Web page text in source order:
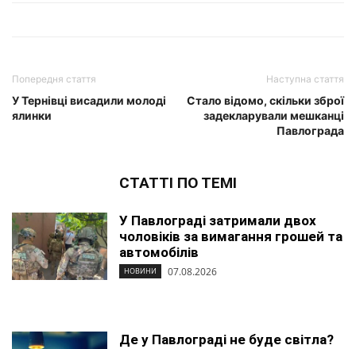
Попередня стаття
У Тернівці висадили молоді
ялинки
Наступна стаття
Стало відомо, скільки зброї
задекларували мешканці
Павлограда
СТАТТІ ПО ТЕМІ
У Павлограді затримали двох
чоловіків за вимагання грошей та
автомобілів
НОВИНИ 07.08.2026
Де у Павлограді не буде світла?